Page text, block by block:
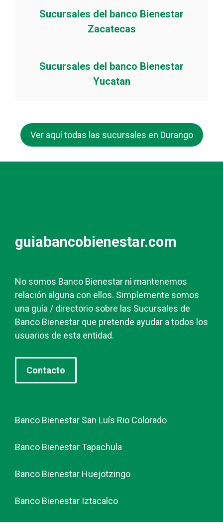
Sucursales del banco Bienestar
Zacatecas
Sucursales del banco Bienestar
Yucatan
Ver aquí todas las sucursales en Durango
guiabancobienestar.com
No somos Banco Bienestar ni mantenemos
relación alguna con ellos. Simplemente somos
una guía / directorio sobre las Sucursales de
Banco Bienestar que pretende ayudar a todos los
usuarios de esta entidad.
Contacto
Banco Bienestar San Luís Rio Colorado
Banco Bienestar Tapachula
Banco Bienestar Huejotzingo
Banco Bienestar Iztacalco